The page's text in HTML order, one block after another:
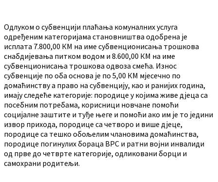
Одлуком о субвенцији плаћања комуналних услуга
одређеним категоријама становништва одобрена је
исплата 7.800,00 КМ на име субвенционисања трошкова
снабдијевања питком водом и 8.600,00 КМ на име
субвенционисања трошкова одвоза смећа. Износ
субвенције по оба основа је по 5,00 КМ мјесечно по
домаћинству а право на субвенцију, као и ранијих година,
имају следеће категорије: породице у којима живе дјеца са
посебним потребама, корисници новчане помоћи
социјалне заштите и туђе његе и помоћи ако им је то једини
извор прихода, породице са четворо и више дјеце,
породице са тешко обољелим члановима домаћинства,
породице погинулих бораца ВРС и ратни војни инвалиди
од прве до четврте категорије, одликовани борци и
самохрани родитељи.